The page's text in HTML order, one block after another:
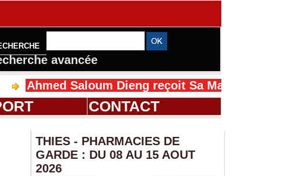
avancée
Saloum Dieng reçoit Sa Majesté Mansah Cissé
CONTACT
THIES - PHARMACIES DE
GARDE : DU 08 AU 15 AOUT
2026